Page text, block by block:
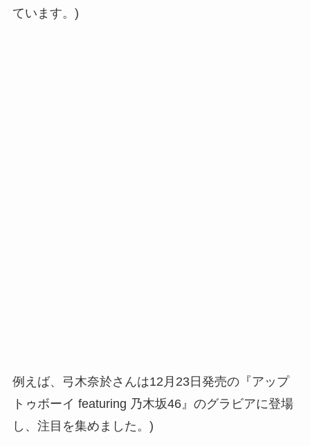
ています。)
例えば、弓木奈於さんは12月23日発売の『アップ
トゥボーイ featuring 乃木坂46』のグラビアに登場
し、注目を集めました。)